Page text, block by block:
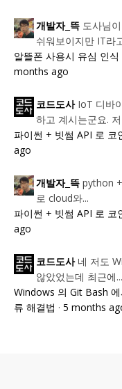
개발자_뜩 도사님
쉬워보이지만 IT라
알뜰폰 사용시 유심 인
months ago
코드도사 IoT 디바
하고 계시는군요.
파이썬 + 빗썸 API 로 코
ago
개발자_뜩 python
로 cloud와...
파이썬 + 빗썸 API 로 코
ago
코드도사 네 저도
않았었는데 최근에...
Windows 의 Git Bash
류 해결법 · 5 months